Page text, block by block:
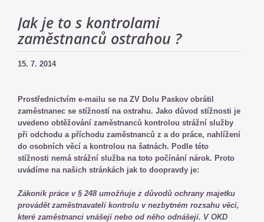
Jak je to s kontrolami
zaměstnanců ostrahou ?
15. 7. 2014
Prostřednictvím e-mailu se na ZV Dolu Paskov obrátil
zaměstnanec se stížností na ostrahu. Jako důvod stížnosti je
uvedeno obtěžování zaměstnanců kontrolou strážní služby
při odchodu a příchodu zaměstnanců z a do práce, nahlížení
do osobních věcí a kontrolou na šatnách. Podle této
stížnosti nemá strážní služba na toto počínání nárok. Proto
uvádíme na našich stránkách jak to doopravdy je:
Zákoník práce v § 248 umožňuje z důvodů ochrany majetku
provádět zaměstnavateli kontrolu v nezbytném rozsahu věcí,
které zaměstnanci vnášejí nebo od něho odnášejí. V OKD